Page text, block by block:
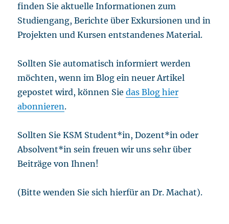
finden Sie aktuelle Informationen zum
Studiengang, Berichte über Exkursionen und in
Projekten und Kursen entstandenes Material.
Sollten Sie automatisch informiert werden
möchten, wenn im Blog ein neuer Artikel
gepostet wird, können Siedas Blog hier
abonnieren.
Sollten Sie KSM Student*in, Dozent*in oder
Absolvent*in sein freuen wir uns sehr über
Beiträge von Ihnen!
(Bitte wenden Sie sich hierfür an Dr. Machat).